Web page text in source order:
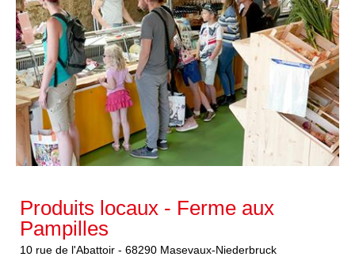
Produits locaux - Ferme aux
Pampilles
10 rue de l'Abattoir - 68290 Masevaux-Niederbruck